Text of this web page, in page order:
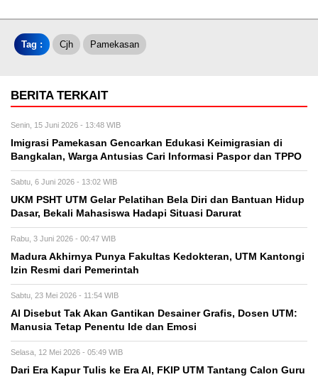
Tag : Cjh Pamekasan
BERITA TERKAIT
Senin, 15 Juni 2026 - 13:48 WIB
Imigrasi Pamekasan Gencarkan Edukasi Keimigrasian di
Bangkalan, Warga Antusias Cari Informasi Paspor dan TPPO
Sabtu, 6 Juni 2026 - 13:02 WIB
UKM PSHT UTM Gelar Pelatihan Bela Diri dan Bantuan Hidup
Dasar, Bekali Mahasiswa Hadapi Situasi Darurat
Rabu, 3 Juni 2026 - 00:47 WIB
Madura Akhirnya Punya Fakultas Kedokteran, UTM Kantongi
Izin Resmi dari Pemerintah
Sabtu, 23 Mei 2026 - 11:54 WIB
AI Disebut Tak Akan Gantikan Desainer Grafis, Dosen UTM:
Manusia Tetap Penentu Ide dan Emosi
Selasa, 12 Mei 2026 - 05:49 WIB
Dari Era Kapur Tulis ke Era AI, FKIP UTM Tantang Calon Guru